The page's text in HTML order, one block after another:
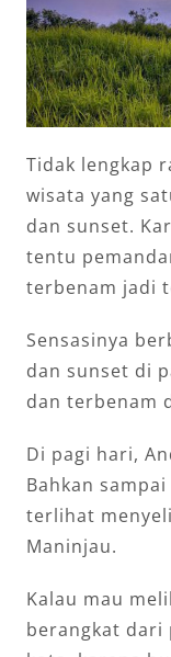
Tidak lengkap
wisata yang
dan sunset.
tentu
terbenam jadi
Sensasinya
dan sunset di
dan terbenam
Di pagi hari,
Bahkan
terlihat
Maninjau.
Kalau mau
berangkat